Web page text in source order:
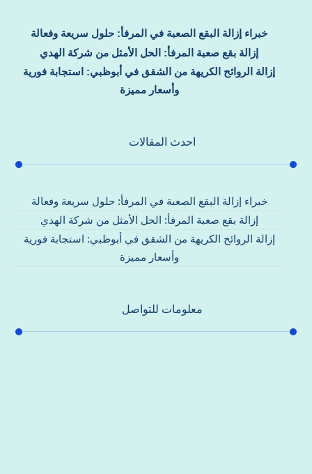
خبراء إزالة البقع الصعبة في المرفأ: حلول سريعة وفعالة
إزالة بقع صعبة المرفأ: الحل الأمثل من شركة الهدي
إزالة الروائح الكريهة من الشقق في أبوظبي: استجابة فورية
وأسعار مميزة
احدث المقالات
خبراء إزالة البقع الصعبة في المرفأ: حلول سريعة وفعالة
إزالة بقع صعبة المرفأ: الحل الأمثل من شركة الهدي
إزالة الروائح الكريهة من الشقق في أبوظبي: استجابة فورية
وأسعار مميزة
معلومات للتواصل